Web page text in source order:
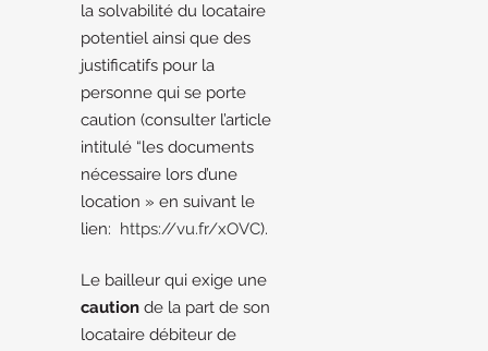
la solvabilité du locataire
potentiel ainsi que des
justificatifs pour la
personne qui se porte
caution (consulter l’article
intitulé “les documents
nécessaire lors d’une
location » en suivant le
lien: https://vu.fr/xOVC).
Le bailleur qui exige une
caution de la part de son
locataire débiteur de